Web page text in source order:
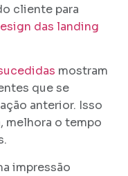
cliente para
das landing
mostram
que se
anterior. Isso
melhora o tempo
impressão